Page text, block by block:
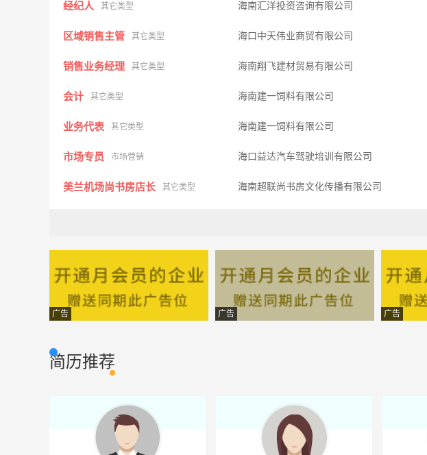
经纪人 其它类型 海南汇洋投资咨询有限公司
区域销售主管 其它类型 海口中天伟业商贸有限公司
销售业务经理 其它类型 海南翔飞建材贸易有限公司
会计 其它类型 海南建一饲料有限公司
业务代表 其它类型 海南建一饲料有限公司
市场专员 市场营销 海口益达汽车驾驶培训有限公司
美兰机场尚书房店长 其它类型 海南超联尚书房文化传播有限公司
会计 其它类型 海南锋达彩印有限公司
水电工 其它类型 海南兆南物业服务有限公司
人事专管员
电脑操作员 其它类型 海口金世缘婚纱有限公司
广告 广告 广告
简历推荐